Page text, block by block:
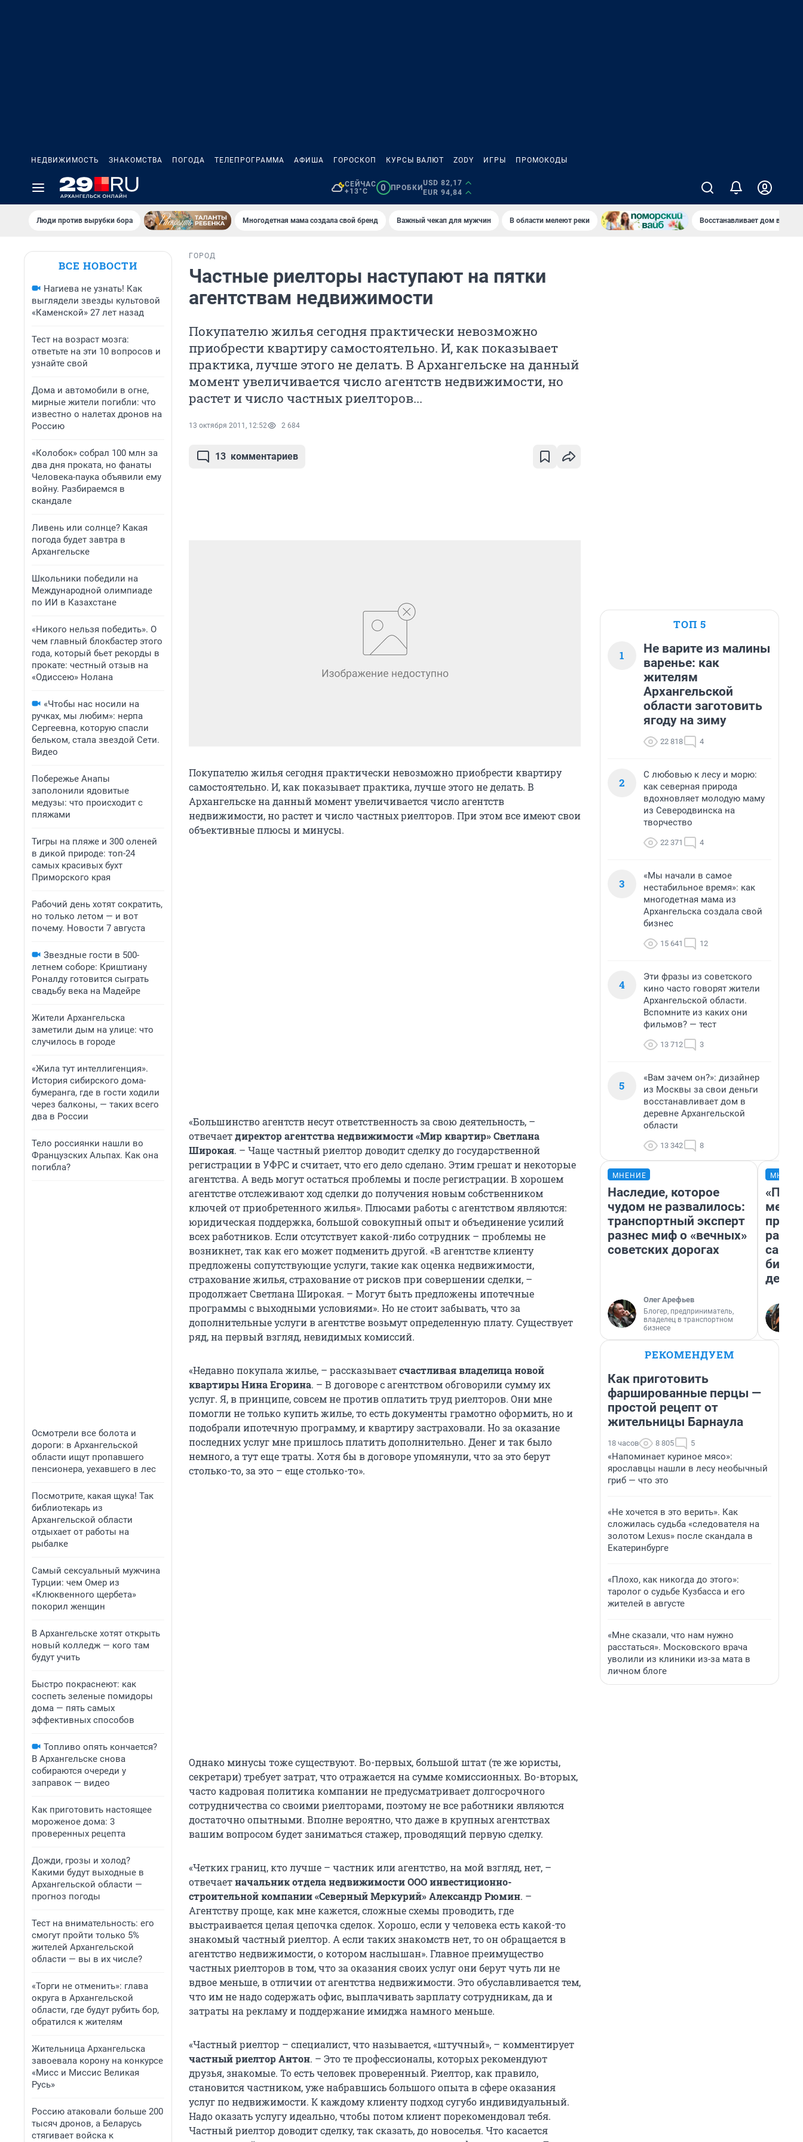
НЕДВИЖИМОСТЬ ЗНАКОМСТВА ПОГОДА ТЕЛЕПРОГРАММА АФИША ГОРОСКОП КУРСЫ ВАЛЮТ ZODY ИГРЫ ПРОМОКОДЫ
СЕЙЧАС
+13°C
0 ПРОБКИ
USD 82,17
EUR 94,84
Люди против вырубки бора Многодетная мама создала свой бренд Важный чекап для мужчин В области мелеют реки Восстанавливает дом в
ВСЕ НОВОСТИ
Нагиева не узнать! Как
выглядели звезды культовой
«Каменской» 27 лет назад
Тест на возраст мозга:
ответьте на эти 10 вопросов и
узнайте свой
Дома и автомобили в огне,
мирные жители погибли: что
известно о налетах дронов на
Россию
«Колобок» собрал 100 млн за
два дня проката, но фанаты
Человека-паука объявили ему
войну. Разбираемся в
скандале
Ливень или солнце? Какая
погода будет завтра в
Архангельске
Школьники победили на
Международной олимпиаде
по ИИ в Казахстане
«Никого нельзя победить». О
чем главный блокбастер этого
года, который бьет рекорды в
прокате: честный отзыв на
«Одиссею» Нолана
«Чтобы нас носили на
ручках, мы любим»: нерпа
Сергеевна, которую спасли
бельком, стала звездой Сети.
Видео
Побережье Анапы
заполонили ядовитые
медузы: что происходит с
пляжами
Тигры на пляже и 300 оленей
в дикой природе: топ-24
самых красивых бухт
Приморского края
Рабочий день хотят сократить,
но только летом — и вот
почему. Новости 7 августа
Звездные гости в 500-
летнем соборе: Криштиану
Роналду готовится сыграть
свадьбу века на Мадейре
Жители Архангельска
заметили дым на улице: что
случилось в городе
«Жила тут интеллигенция».
История сибирского дома-
бумеранга, где в гости ходили
через балконы, — таких всего
два в России
Тело россиянки нашли во
Французских Альпах. Как она
погибла?
Осмотрели все болота и
дороги: в Архангельской
области ищут пропавшего
пенсионера, уехавшего в лес
Посмотрите, какая щука! Так
библиотекарь из
Архангельской области
отдыхает от работы на
рыбалке
Самый сексуальный мужчина
Турции: чем Омер из
«Клюквенного щербета»
покорил женщин
В Архангельске хотят открыть
новый колледж — кого там
будут учить
Быстро покраснеют: как
соспеть зеленые помидоры
дома — пять самых
эффективных способов
Топливо опять кончается?
В Архангельске снова
собираются очереди у
заправок — видео
Как приготовить настоящее
мороженое дома: 3
проверенных рецепта
Дожди, грозы и холод?
Какими будут выходные в
Архангельской области —
прогноз погоды
Тест на внимательность: его
смогут пройти только 5%
жителей Архангельской
области — вы в их числе?
«Торги не отменить»: глава
округа в Архангельской
области, где будут рубить бор,
обратился к жителям
Жительница Архангельска
завоевала корону на конкурсе
«Мисс и Миссис Великая
Русь»
Россию атаковали больше 200
тысяч дронов, а Беларусь
стягивает войска к
ГОРОД
Частные риелторы наступают на пятки
агентствам недвижимости
Покупателю жилья сегодня практически невозможно
приобрести квартиру самостоятельно. И, как показывает
практика, лучше этого не делать. В Архангельске на данный
момент увеличивается число агентств недвижимости, но
растет и число частных риелторов...
13 октября 2011, 12:52 2 684
13 комментариев
Покупателю жилья сегодня практически невозможно приобрести квартиру
самостоятельно. И, как показывает практика, лучше этого не делать. В
Архангельске на данный момент увеличивается число агентств
недвижимости, но растет и число частных риелторов. При этом все имеют свои
объективные плюсы и минусы.
«Большинство агентств несут ответственность за свою деятельность, –
отвечаетдиректор агентства недвижимости «Мир квартир» Светлана
Широкая. – Чаще частный риелтор доводит сделку до государственной
регистрации в УФРС и считает, что его дело сделано. Этим грешат и некоторые
агентства. А ведь могут остаться проблемы и после регистрации. В хорошем
агентстве отслеживают ход сделки до получения новым собственником
ключей от приобретенного жилья». Плюсами работы с агентством являются:
юридическая поддержка, большой совокупный опыт и объединение усилий
всех работников. Если отсутствует какой-либо сотрудник – проблемы не
возникнет, так как его может подменить другой. «В агентстве клиенту
предложены сопутствующие услуги, такие как оценка недвижимости,
страхование жилья, страхование от рисков при совершении сделки, –
продолжает Светлана Широкая. – Могут быть предложены ипотечные
программы с выходными условиями». Но не стоит забывать, что за
дополнительные услуги в агентстве возьмут определенную плату. Существует
ряд, на первый взгляд, невидимых комиссий.
«Недавно покупала жилье, – рассказываетсчастливая владелица новой
квартиры Нина Егорина. – В договоре с агентством обговорили сумму их
услуг. Я, в принципе, совсем не против оплатить труд риелторов. Они мне
помогли не только купить жилье, то есть документы грамотно оформить, но и
подобрали ипотечную программу, и квартиру застраховали. Но за оказание
последних услуг мне пришлось платить дополнительно. Денег и так было
немного, а тут еще траты. Хотя бы в договоре упомянули, что за это берут
столько-то, за это – еще столько-то».
Однако минусы тоже существуют. Во-первых, большой штат (те же юристы,
секретари) требует затрат, что отражается на сумме комиссионных. Во-вторых,
часто кадровая политика компании не предусматривает долгосрочного
сотрудничества со своими риелторами, поэтому не все работники являются
достаточно опытными. Вполне вероятно, что даже в крупных агентствах
вашим вопросом будет заниматься стажер, проводящий первую сделку.
«Четких границ, кто лучше – частник или агентство, на мой взгляд, нет, –
отвечаетначальникотдела недвижимости ООО инвестиционно-
строительной компании «Северный Меркурий» Александр Рюмин. –
Агентству проще, как мне кажется, сложные схемы проводить, где
выстраивается целая цепочка сделок. Хорошо, если у человека есть какой-то
знакомый частный риелтор. А если таких знакомств нет, то он обращается в
агентство недвижимости, о котором наслышан». Главное преимущество
частных риелторов в том, что за оказания своих услуг они берут чуть ли не
вдвое меньше, в отличии от агентства недвижимости. Это обуславливается тем,
что им не надо содержать офис, выплачивать зарплату сотрудникам, да и
затраты на рекламу и поддержание имиджа намного меньше.
«Частный риелтор – специалист, что называется, «штучный», – комментирует
частный риелтор Антон. – Это те профессионалы, которых рекомендуют
друзья, знакомые. То есть человек проверенный. Риелтор, как правило,
становится частником, уже набравшись большого опыта в сфере оказания
услуг по недвижимости. К каждому клиенту подход сугубо индивидуальный.
Надо оказать услугу идеально, чтобы потом клиент порекомендовал тебя.
Частный риелтор доводит сделку, так сказать, до новоселья. Что касается
ТОП 5
1
Не варите из малины
варенье: как
жителям
Архангельской
области заготовить
ягоду на зиму
22 818 4
2
С любовью к лесу и морю:
как северная природа
вдохновляет молодую маму
из Северодвинска на
творчество
22 371 4
3
«Мы начали в самое
нестабильное время»: как
многодетная мама из
Архангельска создала свой
бизнес
15 641 12
4
Эти фразы из советского
кино часто говорят жители
Архангельской области.
Вспомните из каких они
фильмов? — тест
13 712 3
5
«Вам зачем он?»: дизайнер
из Москвы за свои деньги
восстанавливает дом в
деревне Архангельской
области
13 342 8
МНЕНИЕ
Наследие, которое
чудом не развалилось:
транспортный эксперт
разнес миф о «вечных»
советских дорогах
Олег Арефьев
Блогер, предприниматель,
владелец в транспортном
бизнесе
РЕКОМЕНДУЕМ
Как приготовить
фаршированные перцы —
простой рецепт от
жительницы Барнаула
18 часов 8 805 5
«Напоминает куриное мясо»:
ярославцы нашли в лесу необычный
гриб — что это
«Не хочется в это верить». Как
сложилась судьба «следователя на
золотом Lexus» после скандала в
Екатеринбурге
«Плохо, как никогда до этого»:
таролог о судьбе Кузбасса и его
жителей в августе
«Мне сказали, что нам нужно
расстаться». Московского врача
уволили из клиники из-за мата в
личном блоге